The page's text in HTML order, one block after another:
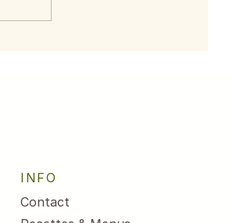
INFO
Contact